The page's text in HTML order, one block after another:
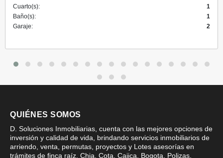
Cuarto(s):
1
Baño(s):
1
Garaje:
2
QUIÉNES SOMOS
D. Soluciones Inmobiliarias, cuenta con las mejores opciones de
inversión y calidad de vida, brindando servicios inmobiliarios de
arriendo, venta, permutas, proyectos y Lotes asesorías en
trámites de finca raíz. Chia, Cota, Cajica, Bogota, Polizas,